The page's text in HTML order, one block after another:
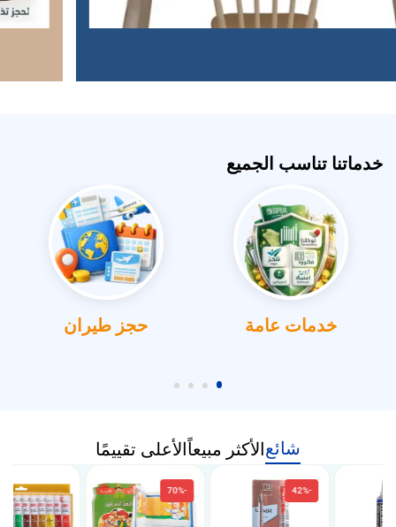
خدماتنا تناسب الجميع
خدمات عامة حجز طيران
شائعالأكثر مبيعاًالأعلى تقييمًا